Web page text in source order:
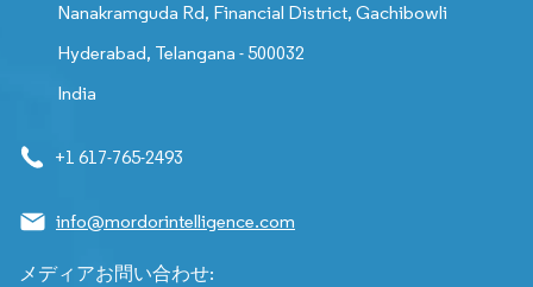
Nanakramguda Rd, Financial District, Gachibowli
Hyderabad, Telangana - 500032
India
+1 617-765-2493
info@mordorintelligence.com
メディアお問い合わせ: